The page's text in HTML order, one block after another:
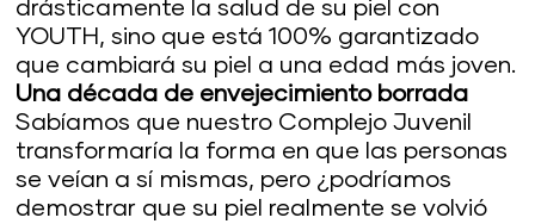
drásticamente la salud de su piel con
YOUTH, sino que está 100% garantizado
que cambiará su piel a una edad más joven.
Una década de envejecimiento borrada
Sabíamos que nuestro Complejo Juvenil
transformaría la forma en que las personas
se veían a sí mismas, pero ¿podríamos
demostrar que su piel realmente se volvió